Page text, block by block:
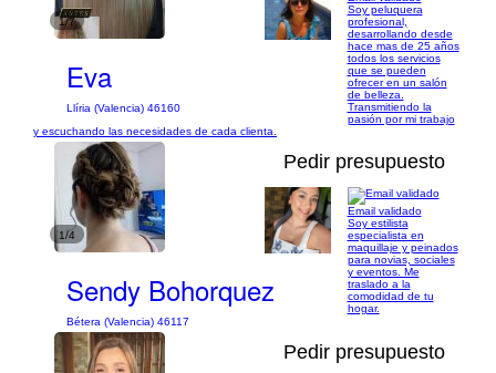
1/7
Eva
Llíria (Valencia) 46160
Soy peluquera
profesional,
desarrollando desde
hace mas de 25 años
todos los servicios
que se pueden
ofrecer en un salón
de belleza.
Transmitiendo la
pasión por mi trabajo
y escuchando las necesidades de cada clienta.
1/4
Pedir presupuesto
Sendy Bohorquez
Bétera (Valencia) 46117
Email validado
Soy estilista
especialista en
maquillaje y peinados
para novias, sociales
y eventos. Me
traslado a la
comodidad de tu
hogar.
Pedir presupuesto